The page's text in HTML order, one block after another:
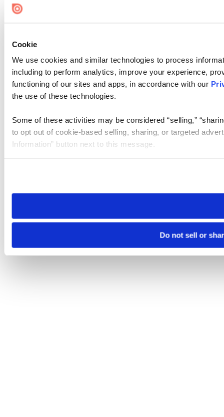
Cookie
We use cookies and similar technologies to process
including to perform analytics, improve your experience,
functioning of our sites and apps, in accordance with our
the use of these technologies.
Some of these activities may be considered “selling,”
to opt out of cookie-based selling, sharing, or targeted
Information” button next to this message.
need to be set again.
Do not sell or